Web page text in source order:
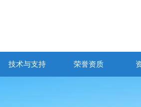
技术与支持 荣誉资质